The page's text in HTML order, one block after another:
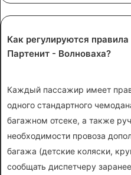
Как регулируются
Партенит - Волноваха?
Каждый пассажир имеет
одного стандартного
багажном отсеке, а также
необходимости провоза
багажа (детские коляски,
сообщать диспетчеру